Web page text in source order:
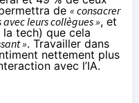
de « consacrer
leurs collègues », et
la tech) que cela
». Travailler dans
nettement plus
avec l’IA.